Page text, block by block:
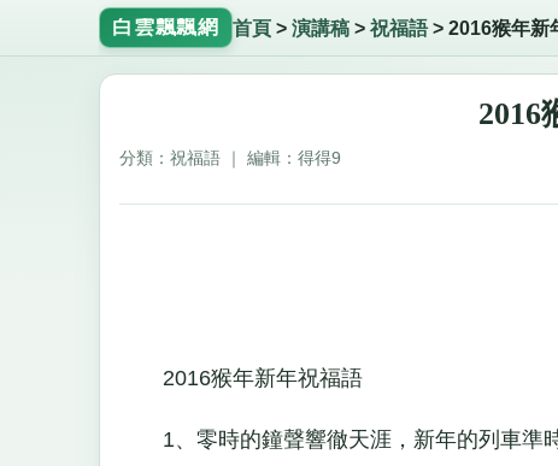
白雲飄飄網 首頁> 演講稿> 祝福語> 2016猴年新
2016
分類：祝福語 ｜ 編輯：得得9
2016猴年新年祝福語
1、零時的鐘聲響徹天涯，新年的列車準